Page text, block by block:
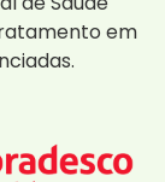
em